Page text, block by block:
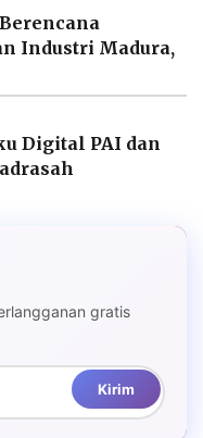
Industri Madura,
Digital PAI dan
gratis
Kirim